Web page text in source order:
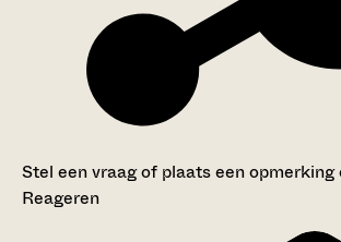
Stel een vraag of plaats een
Reageren